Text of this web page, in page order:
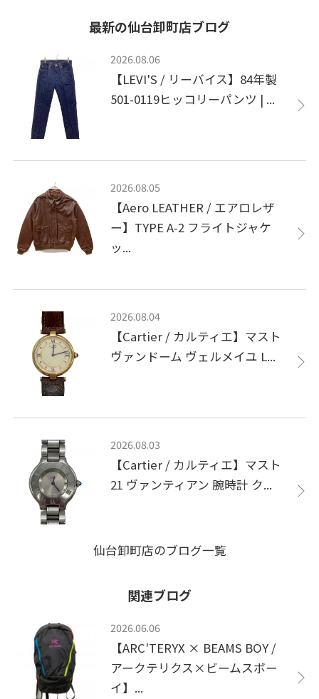
最新の仙台卸町店ブログ
2026.08.06
【LEVI'S / リーバイス】84年製
501-0119ヒッコリーパンツ | ...
2026.08.05
【Aero LEATHER / エアロレザ
ー】TYPE A-2 フライトジャケ
ッ...
2026.08.04
【Cartier / カルティエ】マスト
ヴァンドーム ヴェルメイユ L...
2026.08.03
【Cartier / カルティエ】マスト
21 ヴァンティアン 腕時計 ク...
仙台卸町店のブログ一覧
関連ブログ
2026.06.06
【ARC'TERYX × BEAMS BOY /
アークテリクス×ビームスボー
イ】...